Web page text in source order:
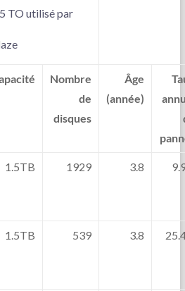
TO utilisé par
Nombre
de
disques
Âge
(année)
1.5TB 1929 3.8
1.5TB 539 3.8